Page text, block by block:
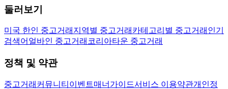
둘러보기
미국 한인 중고거래 지역별 중고거래 카테고리별 중고거래 인기
검색어 얼바인 중고거래 코리아타운 중고거래
정책 및 약관
중고거래 커뮤니티 이벤트매너가이드서비스 이용약관개인정